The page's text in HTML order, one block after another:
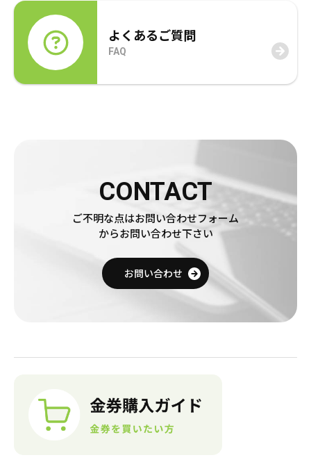
売りたい金券の買取価格を検索
買いたい金券を検索
よくあるご質問
FAQ
CONTACT
ご不明な点はお問い合わせフォーム
からお問い合わせ下さい
お問い合わせ